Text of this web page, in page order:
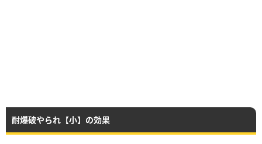
耐爆破やられ【小】の効果